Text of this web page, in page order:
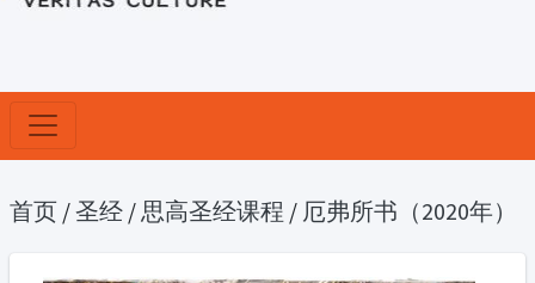
首页 /圣经 /思高圣经课程 / 厄弗所书（2020年）